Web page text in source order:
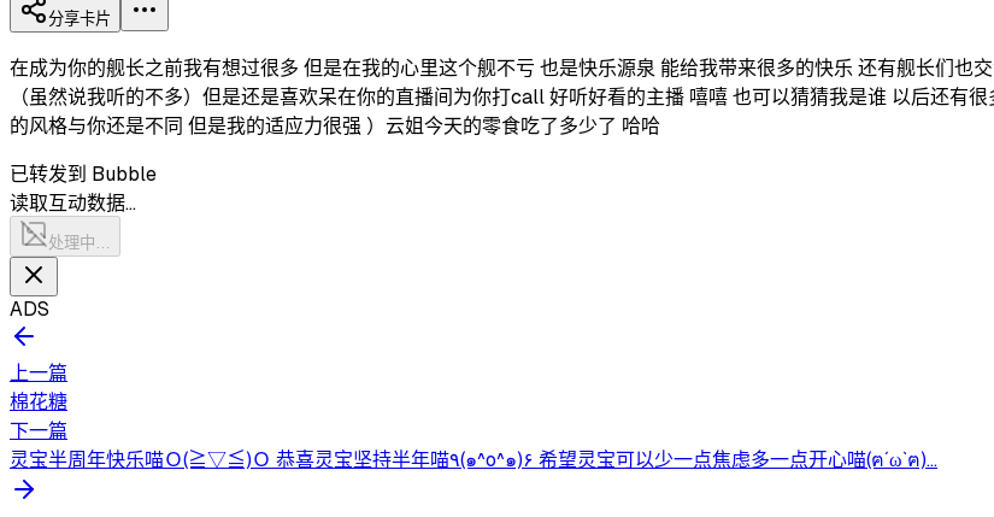
分享卡片
在成为你的舰长之前我有想过很多 但是在我的心里这个舰不亏 也是快乐源泉 能给我带来很多的快乐 还有舰长们也
（虽然说我听的不多）但是还是喜欢呆在你的直播间为你打call 好听好看的主播 嘻嘻 也可以猜猜我是谁 以后还有
的风格与你还是不同 但是我的适应力很强 ）云姐今天的零食吃了多少了 哈哈
已转发到 Bubble
读取互动数据…
处理中…
ADS
上一篇
棉花糖
下一篇
灵宝半周年快乐喵Ｏ(≧▽≦)Ｏ 恭喜灵宝坚持半年喵٩(๑^o^๑)۶ 希望灵宝可以少一点焦虑多一点开心喵(ฅ´ω`ฅ)...